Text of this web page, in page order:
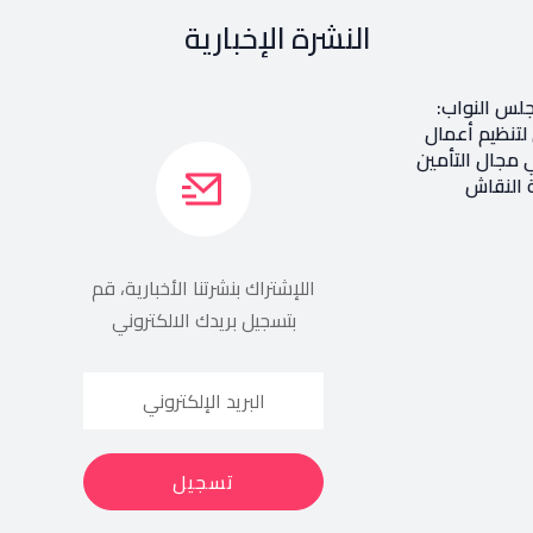
النواب:
لتنظيم أعمال
مجال التأمين
النقاش
النشرة الإخبارية
اللإشتراك بنشرتنا الأخبارية، قم
بتسجيل بريدك الالكتروني